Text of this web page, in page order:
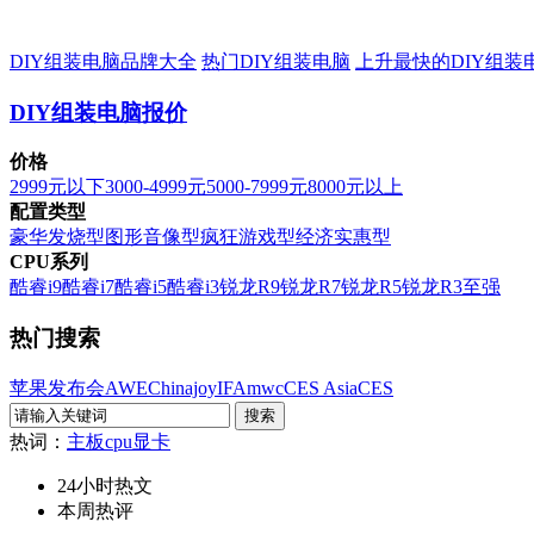
DIY组装电脑品牌大全 热门DIY组装电脑 上升最快的DIY组装
DIY组装电脑报价
价格
2999元以下3000-4999元5000-7999元8000元以上
配置类型
豪华发烧型图形音像型疯狂游戏型经济实惠型
CPU系列
酷睿i9酷睿i7酷睿i5酷睿i3锐龙R9锐龙R7锐龙R5锐龙R3至强
热门搜索
苹果发布会AWEChinajoyIFAmwcCES AsiaCES
热词： 主板cpu显卡
24小时热文
本周热评